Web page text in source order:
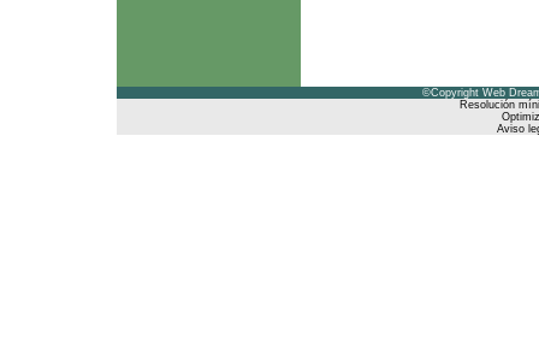
©Copyright Web
Resolución
Aviso